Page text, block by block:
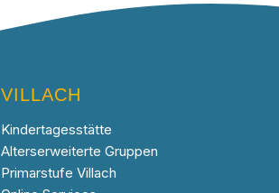
VILLACH
Kindertagesstätte
Alterserweiterte Gruppen
Primarstufe Villach